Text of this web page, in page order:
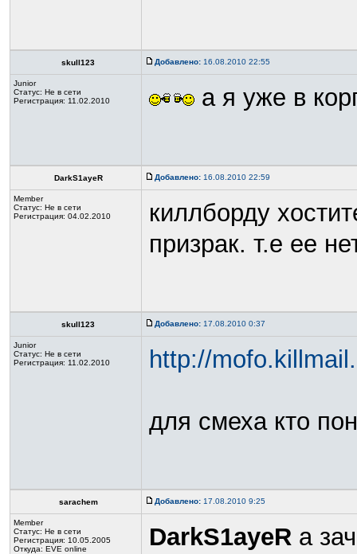
skull123 Добавлено: 16.08.2010 22:55
Junior
Статус: Не в сети
Регистрация: 11.02.2010
а я уже в
DarkS1ayeR Добавлено: 16.08.2010 22:59
Member
Статус: Не в сети
Регистрация: 04.02.2010
киллборду
призрак. т.е ее
skull123 Добавлено: 17.08.2010 0:37
Junior
Статус: Не в сети
Регистрация: 11.02.2010
http://
для смеха кто
sarachem Добавлено: 17.08.2010 9:25
Member
Статус: Не в сети
Регистрация: 10.05.2005
Откуда: EVE online
DarkS1ayeR а